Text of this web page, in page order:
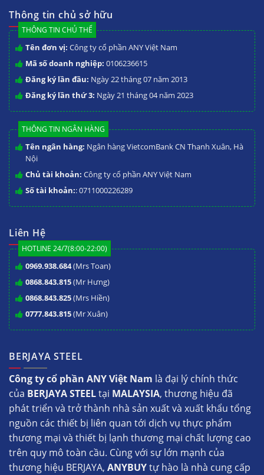
Facebook
Pinterest
Tumblr
Share
Thông tin chủ sở hữu
THÔNG TIN CHỦ THỂ
Tên đơn vị: Công ty cổ phần ANY Việt Nam
Mã số doanh nghiệp: 0106236615
Đăng ký lần đầu: Ngày 22 tháng 07 năm 2013
Đăng ký lần thứ 3: Ngày 21 tháng 04 năm 2023
THÔNG TIN NGÂN HÀNG
Tên ngân hàng: Ngân hàng VietcomBank CN Thanh Xuân, Hà
Nội
Chủ tài khoản: Công ty cổ phần ANY Việt Nam
Số tài khoản:: 0711000226289
Liên Hệ
HOTLINE 24/7(8:00-22:00)
0969.938.684(Mrs Toan)
0868.843.815(Mr Hưng)
0868.843.825(Mrs Hiền)
0777.843.815(Mr Xuân)
BERJAYA STEEL
Công ty cổ phần ANY Việt Nam là đại lý chính thức
của BERJAYA STEELtại MALAYSIA, thương hiệu đã
phát triển và trở thành nhà sản xuất và xuất khẩu tổng
nguồn các thiết bị liên quan tới dịch vụ thực phẩm
thương mại và thiết bị lạnh thương mại chất lượng cao
trên quy mô toàn cầu. Cùng với sự lớn mạnh của
thương hiệu BERJAYA, ANYBUYtự hào là nhà cung cấp